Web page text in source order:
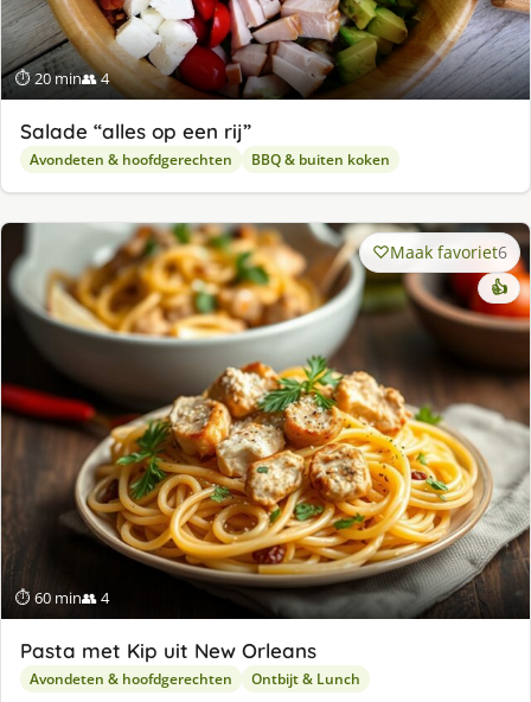
⏱ 20 min👥 4
Salade “alles op een rij”
Avondeten & hoofdgerechten BBQ & buiten koken
⏱ 60 min👥 4
Maak favoriet6
👍
Pasta met Kip uit New Orleans
Avondeten & hoofdgerechten Ontbijt & Lunch